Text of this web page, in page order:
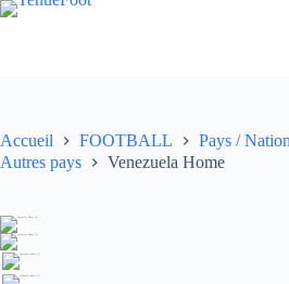
Passer
Accueil FOOTBALL
Pays /
Autres pays
Venezuela Home